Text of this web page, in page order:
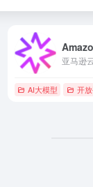
亚马逊
AI大模型 开